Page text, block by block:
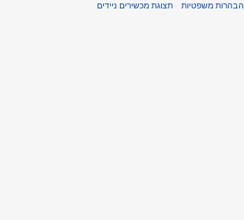
הבהרות משפטיות תצוגת מכשירים ניידים